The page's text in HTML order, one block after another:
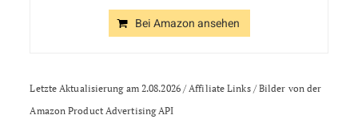
Bei Amazon ansehen
Letzte Aktualisierung am 2.08.2026 / Affiliate Links / Bilder von der
Amazon Product Advertising API